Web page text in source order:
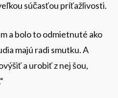
súčasťou príťažlivosti.
a bolo to odmietnuté ako
majú radi smutku. A
a urobiť z nej šou,